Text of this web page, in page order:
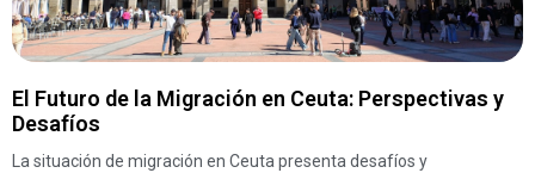
El Futuro de la Migración en Ceuta: Perspectivas y
Desafíos
La situación de migración en Ceuta presenta desafíos y